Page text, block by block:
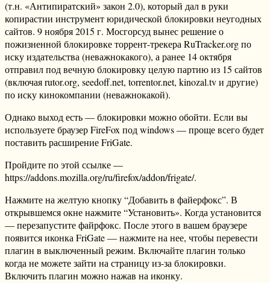
(т.н. «Антипиратский» закон 2.0), который дал в руки
копирастии инструмент юридической блокировки неугодных
сайтов. 9 ноября 2015 г. Мосгорсуд вынес решение о
пожизненной блокировке торрент-трекера RuTracker.org по
иску издательства (неважнокакого), а ранее 14 октября
отправил под вечную блокировку целую партию из 15 сайтов
(включая rutor.org, seedoff.net, torrentor.net, kinozal.tv и другие)
по иску кинокомпании (неважнокакой).
Однако выход есть — блокировки можно обойти. Если вы
используете браузер FireFox под windows — проще всего будет
поставить расширение FriGate.
Пройдите по этой ссылке —
https://addons.mozilla.org/ru/firefox/addon/frigate/.
Нажмите на желтую кнопку “Добавить в файерфокс”. В
открывшемся окне нажмите “Установить». Когда установится
— перезапустите файрфокс. После этого в вашем браузере
появится иконка FriGate — нажмите на нее, чтобы перевести
плагин в выключенный режим. Включайте плагин только
когда не можете зайти на страницу из-за блокировки.
Включить плагин можно нажав на иконку.